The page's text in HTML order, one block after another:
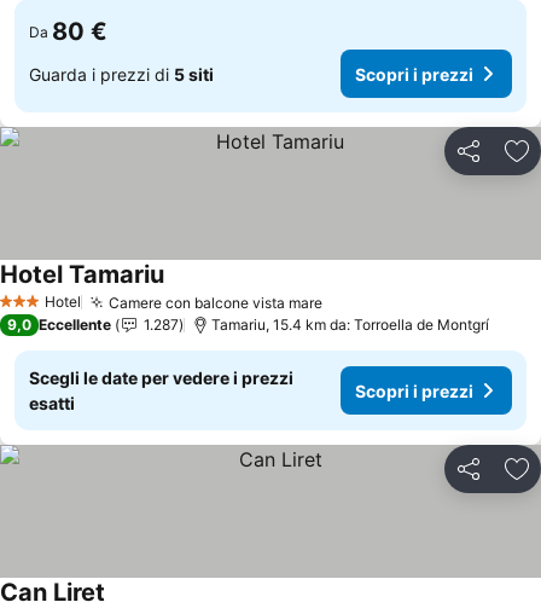
Da 80 €
Guarda i prezzi di 5 siti Scopri i prezzi
Condividi
3 StelleHotel Camere con balcone vista mareScopri i prezzi
Hotel TamariuScopri i prezzi
9,0 Eccellente 1.287 Tamariu, 15.4 km da: Torroella de Montgrí
Scegli le date per vedere i prezzi
esatti
Scopri i prezzi
Condividi
Can Liret